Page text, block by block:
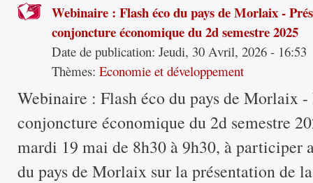
Webinaire : Flash éco du pays de Morlaix -
conjoncture économique du 2d semestre 2025
Date de publication:Jeudi, 30 Avril, 2026 - 16:53
Thèmes:Economie et développement
Webinaire : Flash éco du pays de Morlaix
conjoncture économique du 2d semestre
mardi 19 mai de 8h30 à 9h30, à participer
du pays de Morlaix sur la présentation de